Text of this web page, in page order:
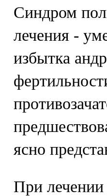
Синдром
лечения -
избытка
ясно
При лечении